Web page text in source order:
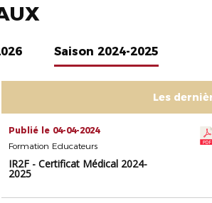
Saison 2024-2025
Les
Publié le 04-04-2024
Formation Educateurs
IR2F - Certificat Médical 2024-
2025